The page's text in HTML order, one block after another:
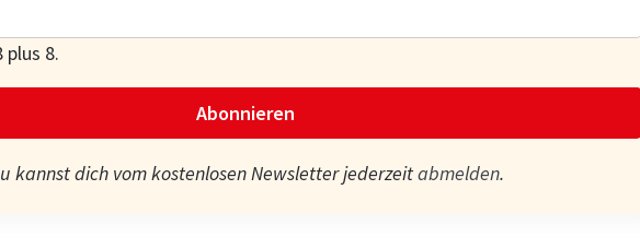
plus 8.
Abonnieren
kannst dich vom kostenlosen Newsletter jederzeitabmelden.